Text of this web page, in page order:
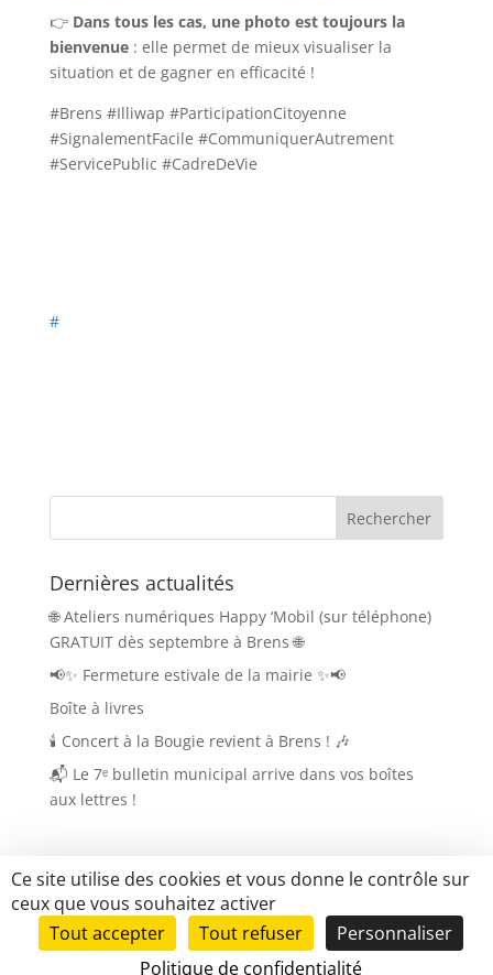
👉 Dans tous les cas, une photo est toujours la
bienvenue: elle permet de mieux visualiser la
situation et de gagner en efficacité !
#Brens #Illiwap #ParticipationCitoyenne
#SignalementFacile #CommuniquerAutrement
#ServicePublic #CadreDeVie
#
Dernières actualités
🌐 Ateliers numériques Happy ‘Mobil (sur téléphone)
GRATUIT dès septembre à Brens 🌐
📢✨ Fermeture estivale de la mairie ✨📢
Boîte à livres
🕯️ Concert à la Bougie revient à Brens ! 🎶
📬 Le 7ᵉ bulletin municipal arrive dans vos boîtes
aux lettres !
Tous droits réservés Brens.fr |Mentions légales|
Mise en place du siteLK-Communication.fr
Ce site utilise des cookies et vous donne le contrôle sur
ceux que vous souhaitez activer
Tout accepter
Tout refuser
Personnaliser
Politique de confidentialité